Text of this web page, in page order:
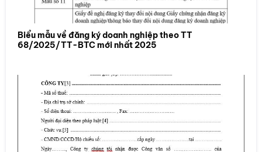
Biểu mẫu về đăng ký doanh nghiệp theo TT
68/2025/TT-BTC mới nhất 2025